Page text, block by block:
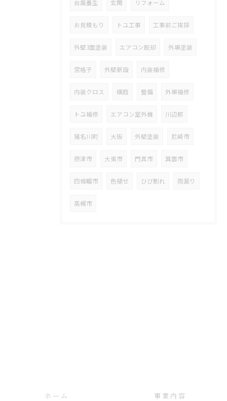
台風養生 玄関 リフォーム
お見積もり トユ工事 工事前ご挨拶
外壁3面塗装 エアコン脱却 外塀塗装
窓格子 外壁新設 内装補修
内装クロス 横庭 整備 外塀補修
トユ補修 エアコン室外機 川辺郡
猪名川町 大阪 外壁塗装 尼崎市
摂津市 大東市 門真市 箕面市
四條畷市 色褪せ ひび割れ 雨漏り
高槻市
ホーム 事業内容